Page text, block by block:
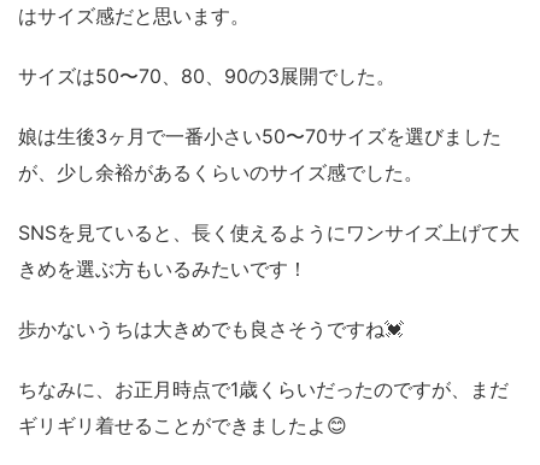
はサイズ感だと思います。
サイズは50〜70、80、90の3展開でした。
娘は生後3ヶ月で一番小さい50〜70サイズを選びました
が、少し余裕があるくらいのサイズ感でした。
SNSを見ていると、長く使えるようにワンサイズ上げて大
きめを選ぶ方もいるみたいです！
歩かないうちは大きめでも良さそうですね💓
ちなみに、お正月時点で1歳くらいだったのですが、まだ
ギリギリ着せることができましたよ😊